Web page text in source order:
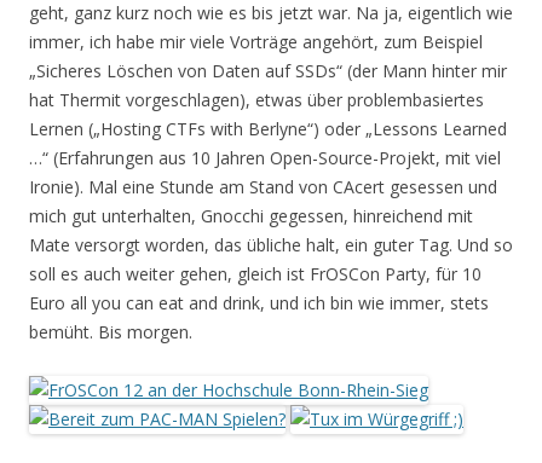
geht, ganz kurz noch wie es bis jetzt war. Na ja, eigentlich wie
immer, ich habe mir viele Vorträge angehört, zum Beispiel
„Sicheres Löschen von Daten auf SSDs“ (der Mann hinter mir
hat Thermit vorgeschlagen), etwas über problembasiertes
Lernen („Hosting CTFs with Berlyne“) oder „Lessons Learned
…“ (Erfahrungen aus 10 Jahren Open-Source-Projekt, mit viel
Ironie). Mal eine Stunde am Stand von CAcert gesessen und
mich gut unterhalten, Gnocchi gegessen, hinreichend mit
Mate versorgt worden, das übliche halt, ein guter Tag. Und so
soll es auch weiter gehen, gleich ist FrOSCon Party, für 10
Euro all you can eat and drink, und ich bin wie immer, stets
bemüht. Bis morgen.